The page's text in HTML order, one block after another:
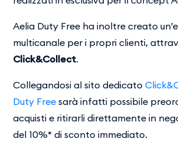
Aelia Duty Free ha inoltre creato
multicanale per i propri clienti,
Click&Collect.
Collegandosi al sito dedicato
Duty Free sarà infatti possibile
acquisti e ritirarli direttamente in
del 10%* di sconto immediato.